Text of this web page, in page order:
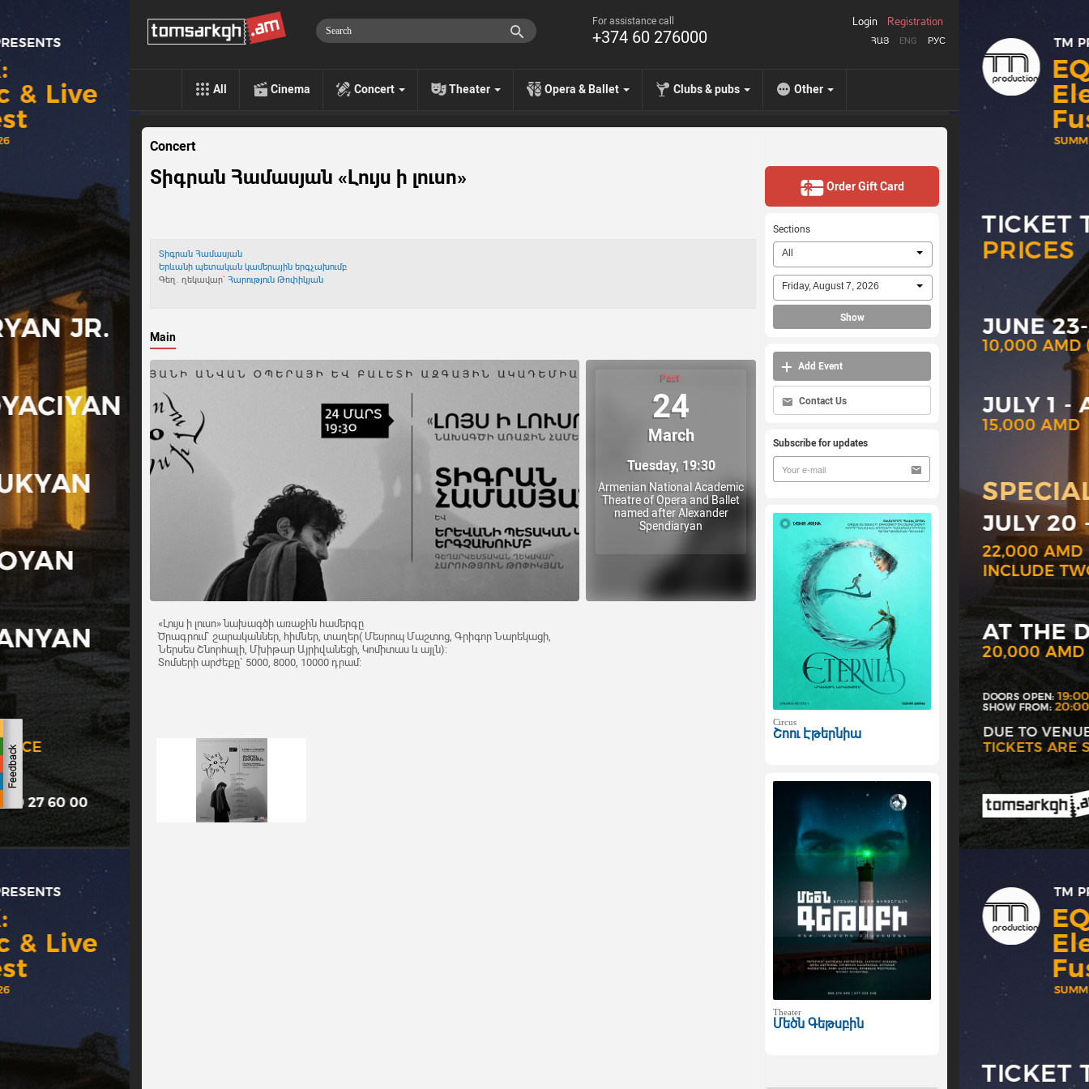
For assistance call
+374 60 276000 ՀԱՅ ENG РУС
Login Registration
All Cinema Concert Theater Opera & Ballet Clubs & pubs Other
Concert
Տիգրան Համասյան «Լույս ի լուսո»
Տիգրան Համասյան
Երևանի պետական կամերային երգչախումբ
Գեղ. ղեկավար` Հարություն Թոփիկյան
Main
Past
24
March
Tuesday, 19:30
Armenian National Academic
Theatre of Opera and Ballet
named after Alexander
Spendiaryan
«Լույս ի լուսո» նախագծի առաջին համերգը
Ծրագրում` շարականներ, հիմներ, տաղեր( Մեսրոպ Մաշտոց, Գրիգոր Նարեկացի,
Ներսես Շնորհալի, Մխիթար Այրիվանեցի, Կոմիտաս և այլն):
Տոմսերի արժեքը` 5000, 8000, 10000 դրամ:
Order Gift Card
Sections
All
Friday, August 7, 2026
Show
Add Event
Contact Us
Subscribe for updates
Circus
Շոու Էթերնիա
Theater
Մեծն Գեթսբին